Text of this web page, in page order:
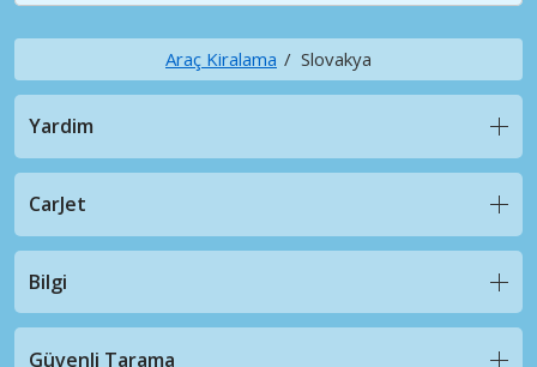
Araç Kiralama Slovakya
Yardim
CarJet
Bilgi
Güvenli Tarama